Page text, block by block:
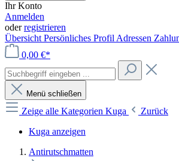
Ihr Konto
Anmelden
oderregistrieren
Übersicht Persönliches Profil Adressen
0,00 €*
Menü schließen
Zeige alle Kategorien Kuga
Zurück
Kuga anzeigen
Antirutschmatten